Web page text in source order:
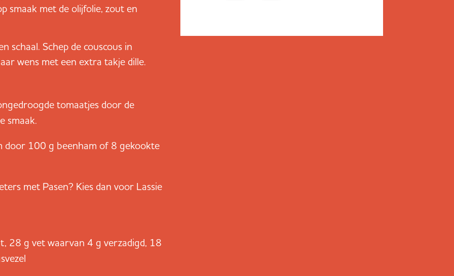
smaak met de olijfolie, zout en
schaal. Schep de couscous in
wens met een extra takje dille.
tomaatjes door de
smaak.
door 100 g beenham of 8 gekookte
met Pasen? Kies dan voor Lassie
28 g vet waarvan 4 g verzadigd, 18